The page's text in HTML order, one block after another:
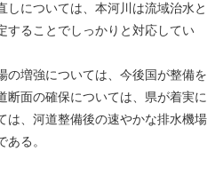
しについては、本河川は流域治水と
することでしっかりと対応してい
の増強については、今後国が整備を
断面の確保については、県が着実に
は、河道整備後の速やかな排水機場
る。